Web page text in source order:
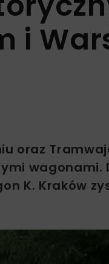
i
oraz
wagonami.
K. Kraków